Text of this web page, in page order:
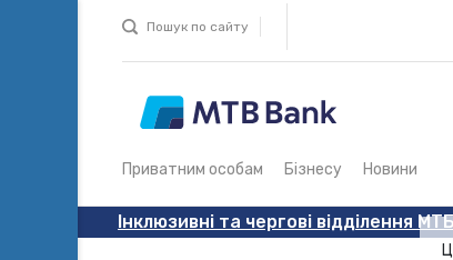
Пошук по сайту
Приватним особам Бізнесу Новини
Інклюзивні та чергові відділення